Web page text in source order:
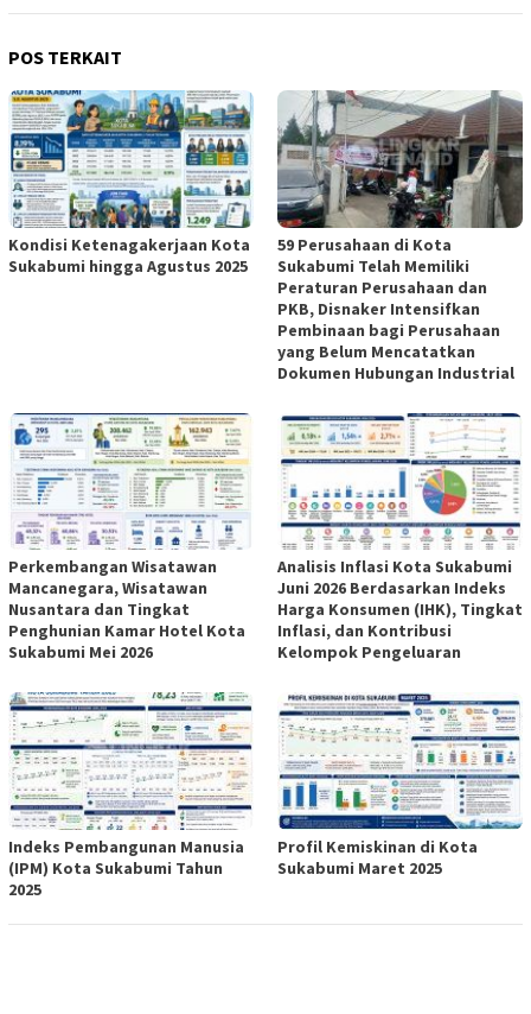
POS TERKAIT
Kondisi Ketenagakerjaan Kota
Sukabumi hingga Agustus 2025
59 Perusahaan di Kota
Sukabumi Telah Memiliki
Peraturan Perusahaan dan
PKB, Disnaker Intensifkan
Pembinaan bagi Perusahaan
yang Belum Mencatatkan
Dokumen Hubungan Industrial
Perkembangan Wisatawan
Mancanegara, Wisatawan
Nusantara dan Tingkat
Penghunian Kamar Hotel Kota
Sukabumi Mei 2026
Analisis Inflasi Kota Sukabumi
Juni 2026 Berdasarkan Indeks
Harga Konsumen (IHK), Tingkat
Inflasi, dan Kontribusi
Kelompok Pengeluaran
Indeks Pembangunan Manusia
(IPM) Kota Sukabumi Tahun
2025
Profil Kemiskinan di Kota
Sukabumi Maret 2025